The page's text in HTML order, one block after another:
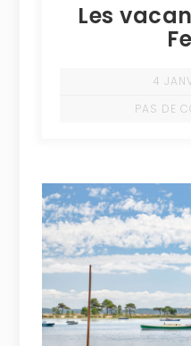
Les
4
PAS DE